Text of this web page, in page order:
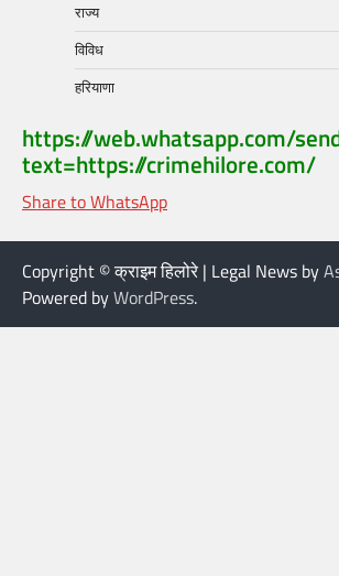
राज्य
विविध
हरियाणा
https://web.whatsapp.com/
text=https://crimehilore.com/
Share to WhatsApp
Copyright © क्राइम हिलोरे | Legal News by
Powered byWordPress.